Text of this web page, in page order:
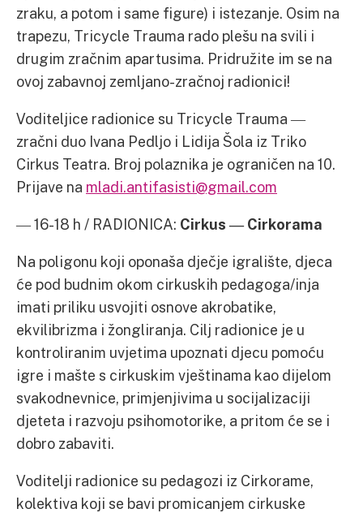
zraku, a potom i same figure) i istezanje. Osim na
trapezu, Tricycle Trauma rado plešu na svili i
drugim zračnim apartusima. Pridružite im se na
ovoj zabavnoj zemljano-zračnoj radionici!
Voditeljice radionice su Tricycle Trauma ―
zračni duo Ivana Pedljo i Lidija Šola iz Triko
Cirkus Teatra. Broj polaznika je ograničen na 10.
Prijave na mladi.antifasisti@gmail.com
― 16-18 h / RADIONICA: Cirkus― Cirkorama
Na poligonu koji oponaša dječje igralište, djeca
će pod budnim okom cirkuskih pedagoga/inja
imati priliku usvojiti osnove akrobatike,
ekvilibrizma i žongliranja. Cilj radionice je u
kontroliranim uvjetima upoznati djecu pomoću
igre i mašte s cirkuskim vještinama kao dijelom
svakodnevnice, primjenjivima u socijalizaciji
djeteta i razvoju psihomotorike, a pritom će se i
dobro zabaviti.
Voditelji radionice su pedagozi iz Cirkorame,
kolektiva koji se bavi promicanjem cirkuske